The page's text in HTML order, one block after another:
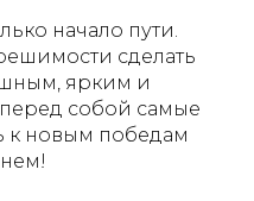
начало пути.
сделать
ярким и
собой самые
к новым победам